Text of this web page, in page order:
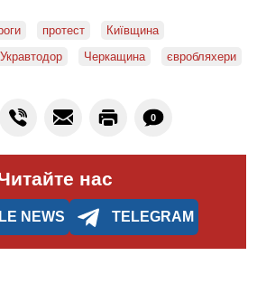
протест
Київщина
Укравтодор Черкащина євробляхери
0
нас
NEWS TELEGRAM